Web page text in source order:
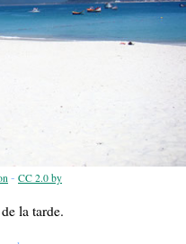
- CC 2.0 by
la tarde.